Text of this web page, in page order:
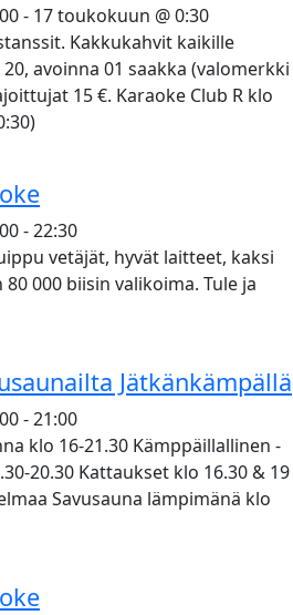
- 17 toukokuun @ 0:30
Kakkukahvit kaikille
avoinna 01 saakka (valomerkki
15 €. Karaoke Club R klo
-22:30
vetäjät, hyvät laitteet, kaksi
000 biisin valikoima. Tule ja
Jätkänkämpällä
-21:00
klo 16-21.30 Kämppäillallinen -
20.30 Kattaukset klo 16.30 & 19
Savusauna lämpimänä klo